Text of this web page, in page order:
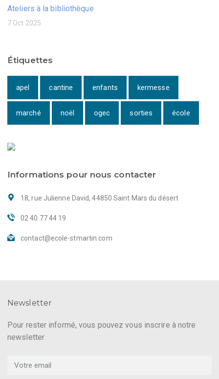
Ateliers à la bibliothèque
7 Oct 2025
Étiquettes
apel cantine enfants kermesse
marché noël ogec sorties école
Informations pour nous contacter
18, rue Julienne David, 44850 Saint Mars du désert
02 40 77 44 19
contact@ecole-stmartin.com
Newsletter
Pour rester informé, vous pouvez vous inscrire à notre
newsletter